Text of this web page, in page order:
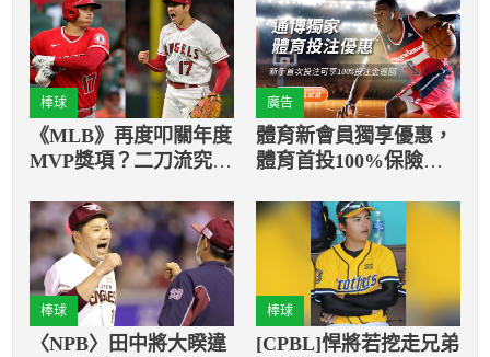
棒球
《MLB》再度叩關年度
MVP獎項？二刀流究極
廣告
體育新會員獨享優惠，
體育首投100%保險返
棒球
〈NPB〉田中將大睽違
棒球
[CPBL]悍將若挖走兄弟